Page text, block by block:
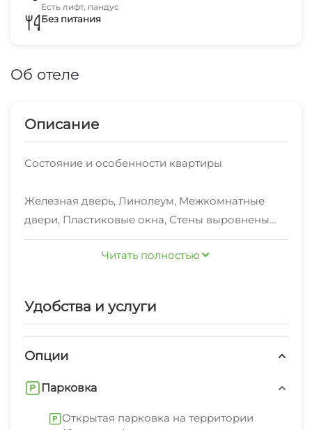
Есть лифт, пандус
Без питания
Об отеле
Описание
Состояние и особенности квартиры
Железная дверь, Линолеум, Межкомнатные
двери, Пластиковые окна, Стены выровнены
Обеденный стол, Шкаф-купе
Бытовая техника
Читать полностью
Удобства и услуги
Опции
Парковка
Открытая парковка на территории